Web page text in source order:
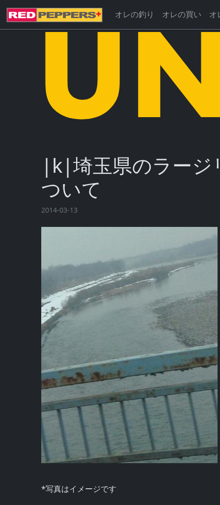
オレの釣り オレの買い オ
|k|埼玉県のラージ
ついて
2014-03-13
*写真はイメージです